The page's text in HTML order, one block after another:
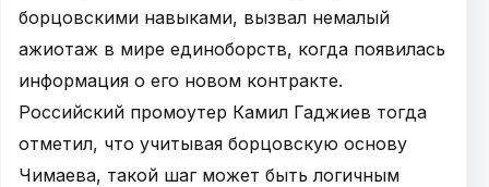
борцовскими навыками, вызвал немалый
ажиотаж в мире единоборств, когда появилась
информация о его новом контракте.
Российский промоутер Камил Гаджиев тогда
отметил, что учитывая борцовскую основу
Чимаева, такой шаг может быть логичным